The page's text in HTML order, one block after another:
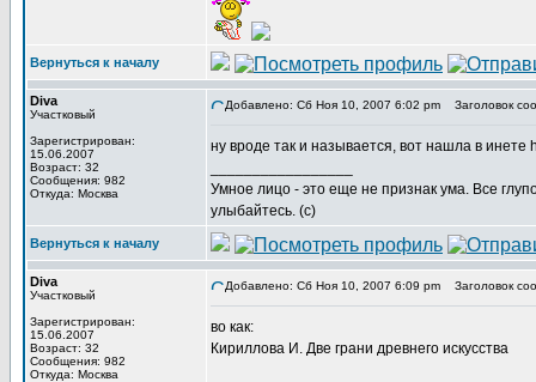
Вернуться к началу
Diva
Участковый
Зарегистрирован:
15.06.2007
Возраст: 32
Сообщения: 982
Откуда: Москва
Добавлено: Сб Ноя 10, 2007 6:02 pm Заголовок
ну вроде так и называется, вот нашла в
Умное лицо - это еще не признак ума. Все
улыбайтесь. (с)
Вернуться к началу
Diva
Участковый
Зарегистрирован:
15.06.2007
Возраст: 32
Сообщения: 982
Откуда: Москва
Добавлено: Сб Ноя 10, 2007 6:09 pm Заголовок
во как:
Кириллова И. Две грани древнего искусства